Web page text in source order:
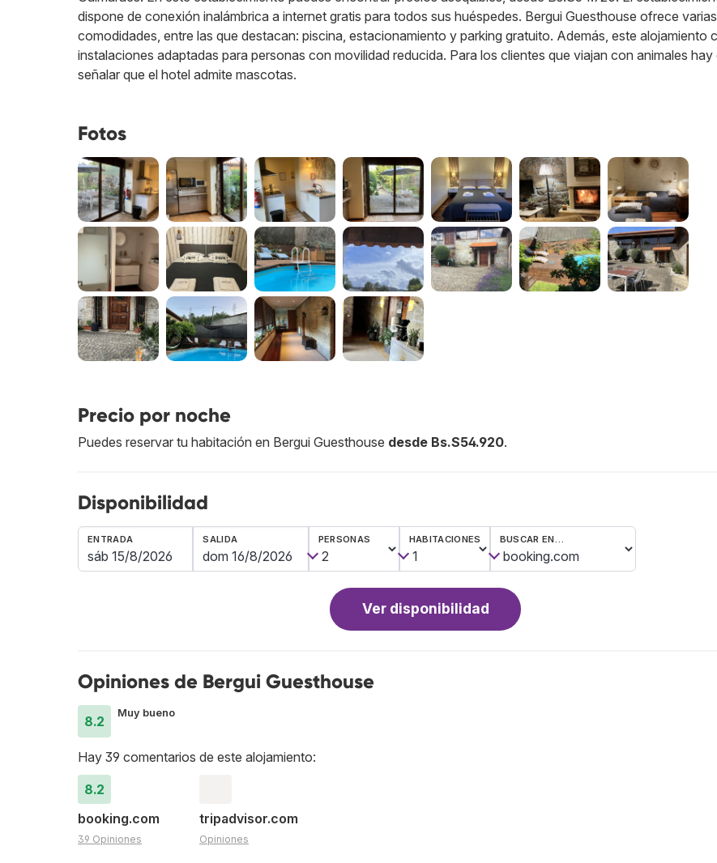
dispone de conexión inalámbrica a internet gratis para todos sus huéspedes. Bergui Guesthouse ofrece varias
comodidades, entre las que destacan: piscina, estacionamiento y parking gratuito. Además, este alojamiento
instalaciones adaptadas para personas con movilidad reducida. Para los clientes que viajan con animales hay
señalar que el hotel admite mascotas.
Fotos
Precio por noche
Puedes reservar tu habitación en Bergui Guesthouse desde Bs.S54.920.
Disponibilidad
ENTRADA SALIDA PERSONAS HABITACIONES BUSCAR EN…
Ver disponibilidad
Opiniones de Bergui Guesthouse
8.2
Muy bueno
Hay 39 comentarios de este alojamiento:
8.2
booking.com
39 Opiniones
tripadvisor.com
Opiniones